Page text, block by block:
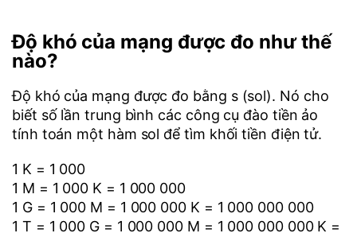
Độ khó của mạng được đo như thế
nào?
Độ khó của mạng được đo bằng s (sol). Nó cho
biết số lần trung bình các công cụ đào tiền ảo
tính toán một hàm sol để tìm khối tiền điện tử.
1 K = 1 000
1 M = 1 000 K = 1 000 000
1 G = 1 000 M = 1 000 000 K = 1 000 000 000
1 T = 1 000 G = 1 000 000 M = 1 000 000 000 K =